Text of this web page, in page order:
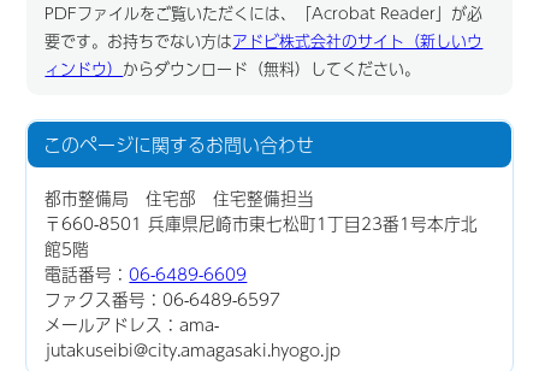
PDFファイルをご覧いただくには、「Acrobat Reader」が必
要です。お持ちでない方はアドビ株式会社のサイト（新しいウ
ィンドウ） からダウンロード（無料）してください。
このページに関するお問い合わせ
都市整備局 住宅部 住宅整備担当
〒660-8501 兵庫県尼崎市東七松町1丁目23番1号本庁北
館5階
電話番号：06-6489-6609
ファクス番号：06-6489-6597
メールアドレス：ama-
jutakuseibi@city.amagasaki.hyogo.jp